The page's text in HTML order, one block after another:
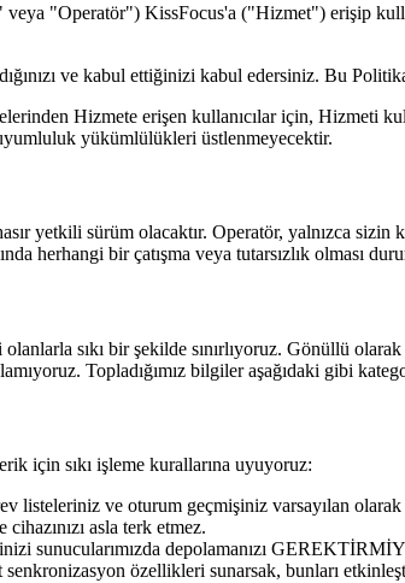
"Operatör") KissFocus'a ("Hizmet") erişip
ve kabul ettiğinizi kabul edersiniz. Bu
Hizmete erişen kullanıcılar için, Hizmeti
yükümlülükleri üstlenmeyecektir.
yetkili sürüm olacaktır. Operatör, yalnızca
herhangi bir çatışma veya tutarsızlık olması
sıkı bir şekilde sınırlıyoruz. Gönüllü
Topladığımız bilgiler aşağıdaki gibi
için sıkı işleme kurallarına uyuyoruz:
listeleriniz ve oturum geçmişiniz varsayılan
asla terk etmez.
sunucularımızda depolamanızı
senkronizasyon özellikleri sunarsak, bunları